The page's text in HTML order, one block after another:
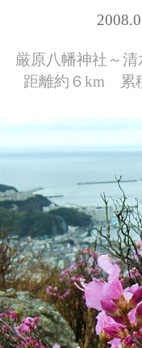
厳原八幡神社～
距離約６km 累